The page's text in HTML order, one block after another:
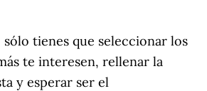
sólo tienes que seleccionar los
te interesen, rellenar la
y esperar ser el